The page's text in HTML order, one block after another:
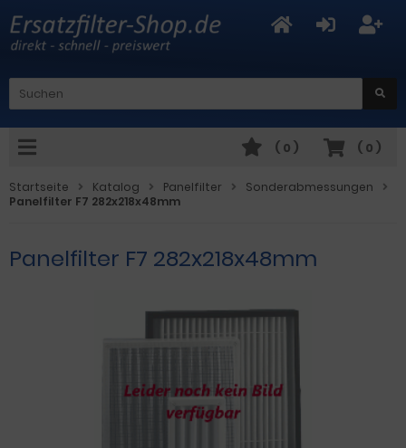
( 0 )
( 0 )
Startseite Katalog Panelfilter
Sonderabmessungen
Panelfilter F7 282x218x48mm
Panelfilter F7 282x218x48mm